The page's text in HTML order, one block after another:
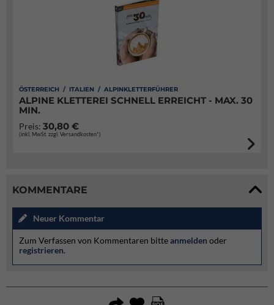
ÖSTERREICH / ITALIEN / ALPINKLETTERFÜHRER
ALPINE KLETTEREI SCHNELL ERREICHT - MAX. 30
MIN.
Preis: 30,80 €
(inkl. MwSt. zzgl. Versandkosten*)
KOMMENTARE
Neuer Kommentar
Zum Verfassen von Kommentaren bitteanmelden oder
registrieren.